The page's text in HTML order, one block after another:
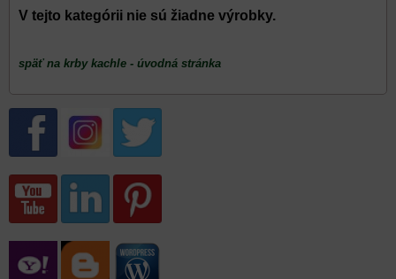
späť na krby kachle - úvodná stránka